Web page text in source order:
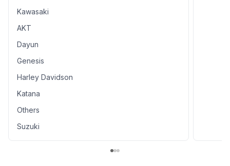
Kawasaki
AKT
Dayun
Genesis
Harley Davidson
Katana
Others
Suzuki